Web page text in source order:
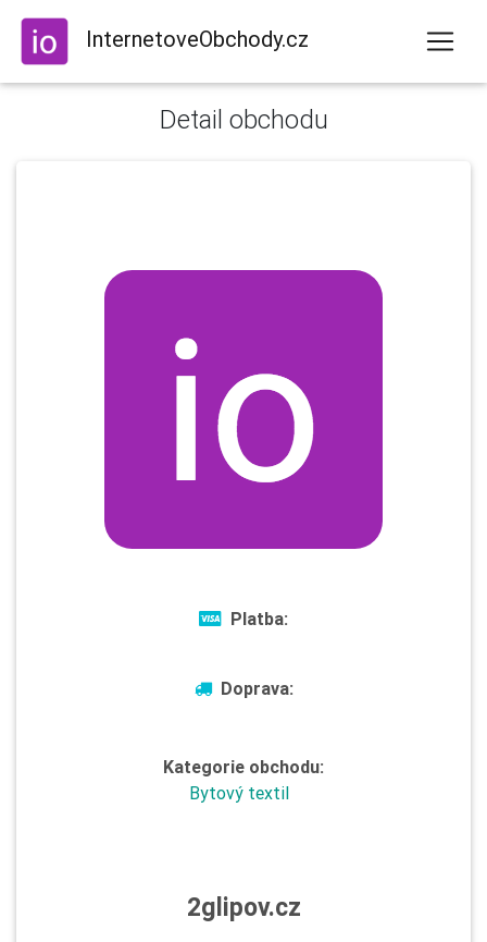
InternetoveObchody.cz
Detail obchodu
Platba:
Doprava:
Kategorie obchodu:
Bytový textil
2glipov.cz